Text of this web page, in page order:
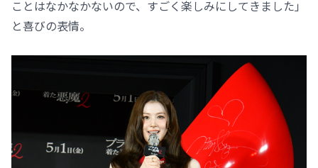
ことはなかなかないので、すごく楽しみにしてきました」
と喜びの表情。